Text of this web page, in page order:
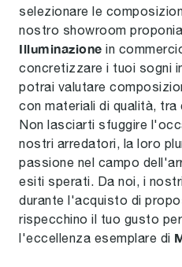
selezionare le
nostro showroom
Illuminazione in
concretizzare i tuoi sogni
potrai valutare
con materiali di qualità, tra
Non lasciarti sfuggire
nostri arredatori, la loro
passione nel campo
esiti sperati. Da noi, i
durante l'acquisto di
rispecchino il tuo gusto
l'eccellenza esemplare di